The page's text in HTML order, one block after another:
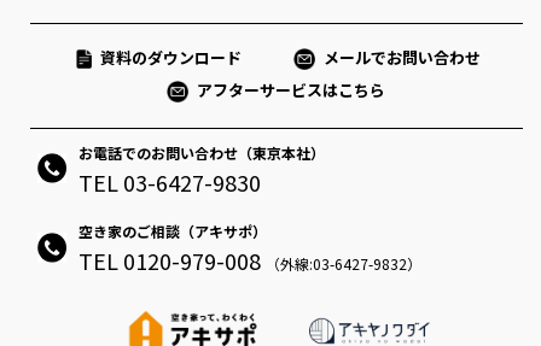
資料のダウンロード
メールでお問い合わせ
アフターサービスはこちら
お電話でのお問い合わせ（東京本社）
TEL 03-6427-9830
空き家のご相談（アキサポ）
TEL 0120-979-008 （外線:03-6427-9832）